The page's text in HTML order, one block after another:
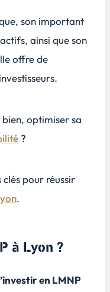
sur le meublé
son important
ainsi que son
offre de
optimiser sa
?
pour réussir
.
à Lyon ?
en LMNP